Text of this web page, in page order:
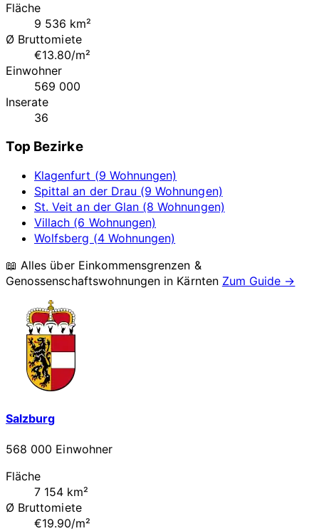
Fläche
9 536 km²
Ø Bruttomiete
€13.80/m²
Einwohner
569 000
Inserate
36
Top Bezirke
Klagenfurt (9 Wohnungen)
Spittal an der Drau (9 Wohnungen)
St. Veit an der Glan (8 Wohnungen)
Villach (6 Wohnungen)
Wolfsberg (4 Wohnungen)
📖 Alles über Einkommensgrenzen &
Genossenschaftswohnungen in Kärnten Zum Guide →
Salzburg
568 000 Einwohner
Fläche
7 154 km²
Ø Bruttomiete
€19.90/m²